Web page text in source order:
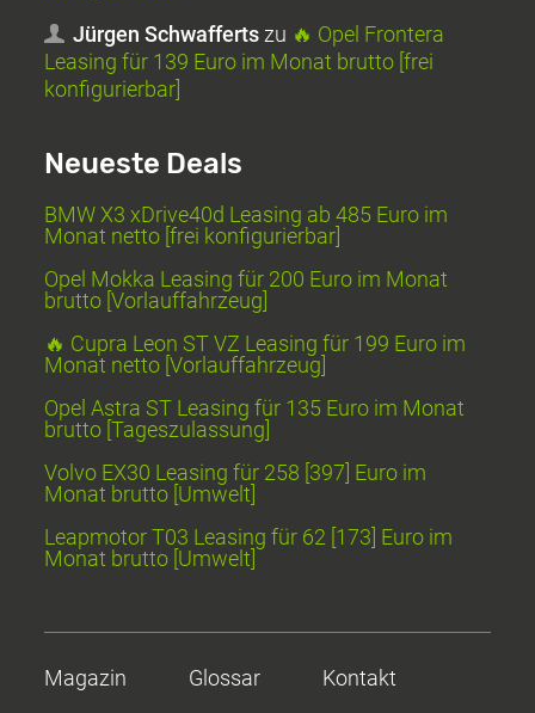
Jürgen Schwaffertszu 🔥 Opel Frontera
Leasing für 139 Euro im Monat brutto [frei
konfigurierbar]
Neueste Deals
BMW X3 xDrive40d Leasing ab 485 Euro im
Monat netto [frei konfigurierbar]
Opel Mokka Leasing für 200 Euro im Monat
brutto [Vorlauffahrzeug]
🔥 Cupra Leon ST VZ Leasing für 199 Euro im
Monat netto [Vorlauffahrzeug]
Opel Astra ST Leasing für 135 Euro im Monat
brutto [Tageszulassung]
Volvo EX30 Leasing für 258 [397] Euro im
Monat brutto [Umwelt]
Leapmotor T03 Leasing für 62 [173] Euro im
Monat brutto [Umwelt]
Magazin Glossar Kontakt